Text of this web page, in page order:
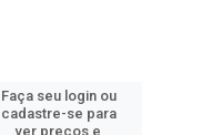
Faça seu login ou
cadastre-se para
ver preços e